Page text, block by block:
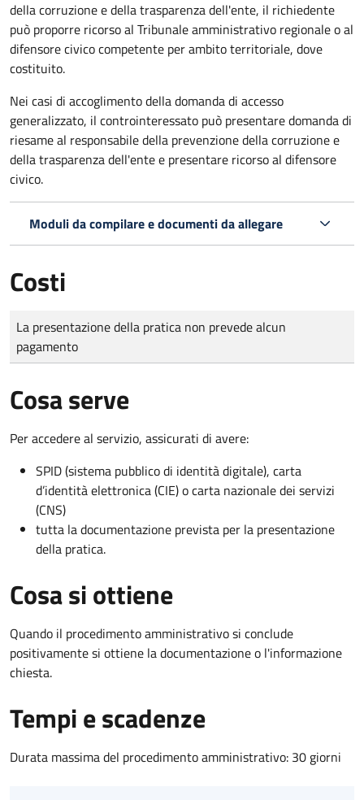
della corruzione e della trasparenza dell'ente, il richiedente
può proporre ricorso al Tribunale amministrativo regionale o al
difensore civico competente per ambito territoriale, dove
costituito.
Nei casi di accoglimento della domanda di accesso
generalizzato, il controinteressato può presentare domanda di
riesame al responsabile della prevenzione della corruzione e
della trasparenza dell'ente e presentare ricorso al difensore
civico.
Moduli da compilare e documenti da allegare
Costi
Tipo di pagamento
Importo
La presentazione della pratica non prevede alcun
pagamento
Cosa serve
Per accedere al servizio, assicurati di avere:
SPID (sistema pubblico di identità digitale), carta
d’identità elettronica (CIE) o carta nazionale dei servizi
(CNS)
tutta la documentazione prevista per la presentazione
della pratica.
Cosa si ottiene
Quando il procedimento amministrativo si conclude
positivamente si ottiene la documentazione o l'informazione
chiesta.
Tempi e scadenze
Durata massima del procedimento amministrativo: 30 giorni